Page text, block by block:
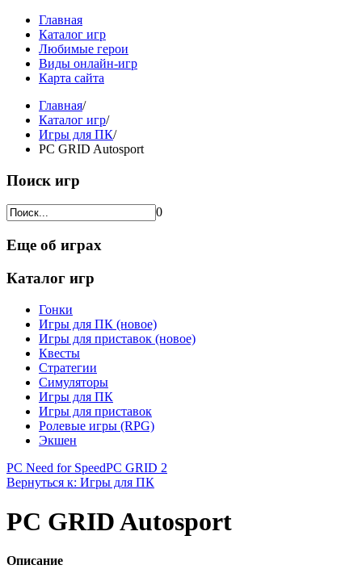
Главная
Каталог игр
Любимые герои
Виды онлайн-игр
Карта сайта
Главная/
Каталог игр/
Игры для ПК/
PC GRID Autosport
Поиск игр
0
Еще об играх
Каталог игр
Гонки
Игры для ПК (новое)
Игры для приставок (новое)
Квесты
Стратегии
Симуляторы
Игры для ПК
Игры для приставок
Ролевые игры (RPG)
Экшен
PC Need for SpeedPC GRID 2
Вернуться к: Игры для ПК
PC GRID Autosport
Описание